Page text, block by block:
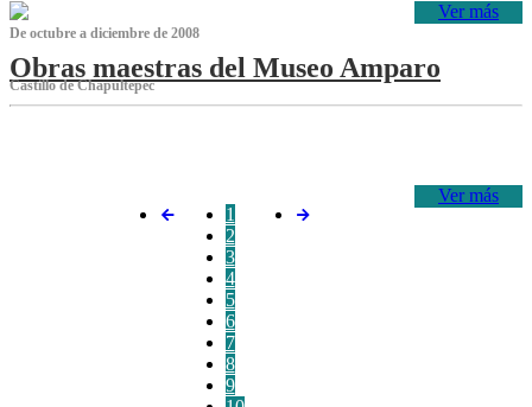
Ver más
De octubre a diciembre de 2008
Obras maestras del Museo Amparo
Castillo de Chapultepec
Ver más
1
2
3
4
5
6
7
8
9